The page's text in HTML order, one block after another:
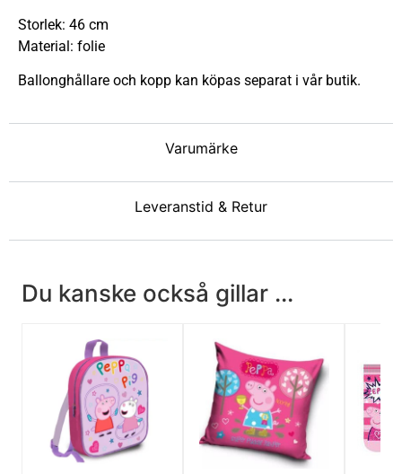
Varumärke
Leveranstid & Retur
Storlek: 46 cm
Material: folie
Ballonghållare och kopp kan köpas separat i vår butik.
Du kanske också gillar ...